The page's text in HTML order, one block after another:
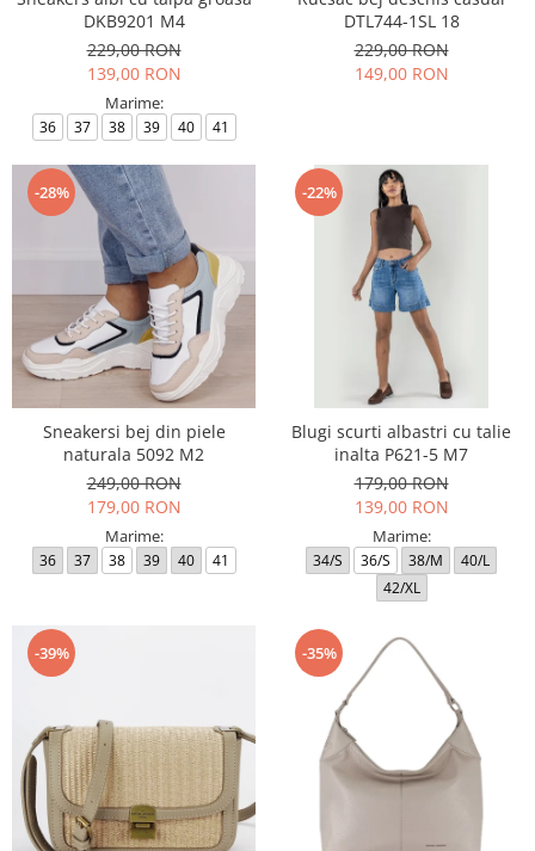
DKB9201 M4
229,00 RON
139,00 RON
Marime:
36 37 38 39 40 41
DTL744-1SL 18
229,00 RON
149,00 RON
-28%
Sneakersi bej din piele
naturala 5092 M2
249,00 RON
179,00 RON
Marime:
36 37 38 39 40 41
-22%
Blugi scurti albastri cu talie
inalta P621-5 M7
179,00 RON
139,00 RON
Marime:
34/S 36/S 38/M
40/L
42/XL
-39% -35%